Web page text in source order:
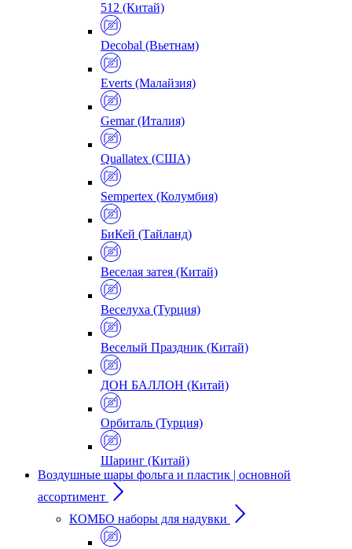
512 (Китай)
Decobal (Вьетнам)
Everts (Малайзия)
Gemar (Италия)
Quallatex (США)
Sempertex (Колумбия)
БиКей (Тайланд)
Веселая затея (Китай)
Веселуха (Турция)
Веселый Праздник (Китай)
ДОН БАЛЛОН (Китай)
Орбиталь (Турция)
Шаринг (Китай)
Воздушные шары фольга и пластик | основной
ассортимент
КОМБО наборы для надувки